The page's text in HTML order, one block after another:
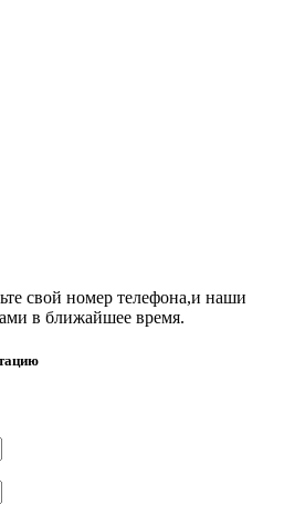
свой номер телефона,и наши
в ближайшее время.